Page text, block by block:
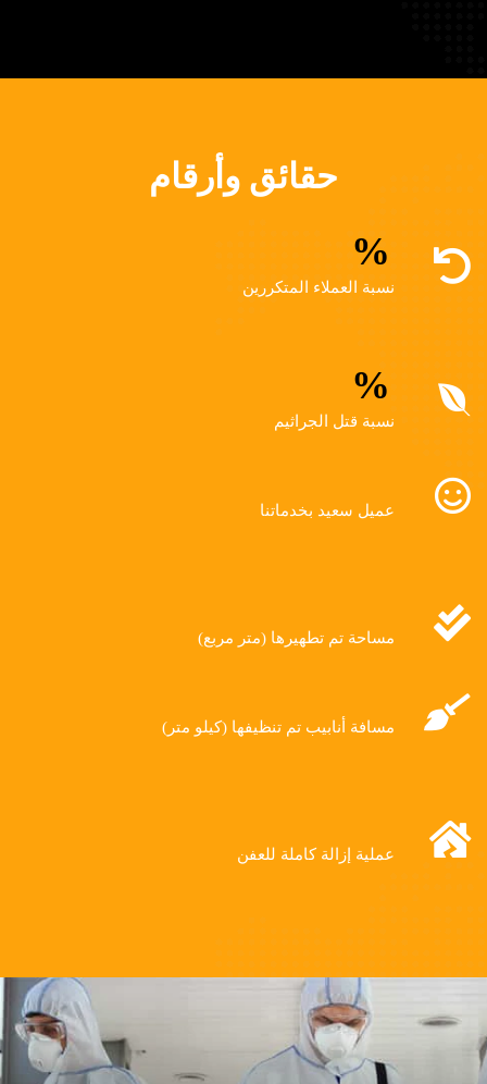
حقائق وأرقام
%
نسبة العملاء المتكررين
%
نسبة قتل الجراثيم
عميل سعيد بخدماتنا
مساحة تم تطهيرها (متر مربع)
مسافة أنابيب تم تنظيفها (كيلو متر)
عملية إزالة كاملة للعفن